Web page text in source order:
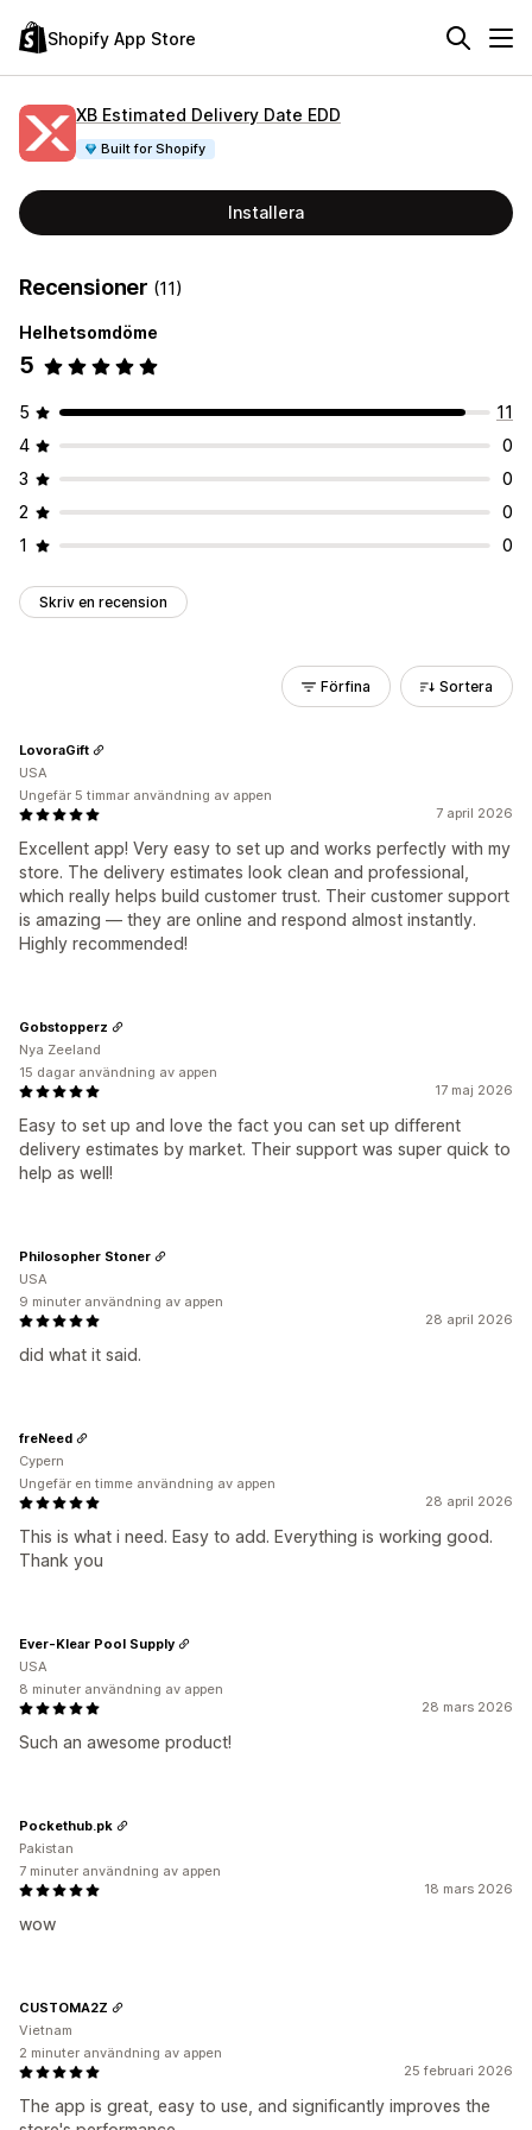
Shopify App Store
XB Estimated Delivery Date EDD
Built for Shopify
Installera
Recensioner (11)
Helhetsomdöme
5
5
11
4
0
3
0
2
0
1
0
Skriv en recension
Förfina Sortera
7 april 2026
Excellent app! Very easy to set up and works perfectly with my
store. The delivery estimates look clean and professional,
which really helps build customer trust. Their customer support
is amazing — they are online and respond almost instantly.
Highly recommended!
LovoraGift
USA
Ungefär 5 timmar användning av appen
17 maj 2026
Easy to set up and love the fact you can set up different
delivery estimates by market. Their support was super quick to
help as well!
Gobstopperz
Nya Zeeland
15 dagar användning av appen
28 april 2026
did what it said.
Philosopher Stoner
USA
9 minuter användning av appen
28 april 2026
This is what i need. Easy to add. Everything is working good.
Thank you
freNeed
Cypern
Ungefär en timme användning av appen
28 mars 2026
Such an awesome product!
Ever-Klear Pool Supply
USA
8 minuter användning av appen
18 mars 2026
wow
Pockethub.pk
Pakistan
7 minuter användning av appen
25 februari 2026
The app is great, easy to use, and significantly improves the
CUSTOMA2Z
Vietnam
2 minuter användning av appen